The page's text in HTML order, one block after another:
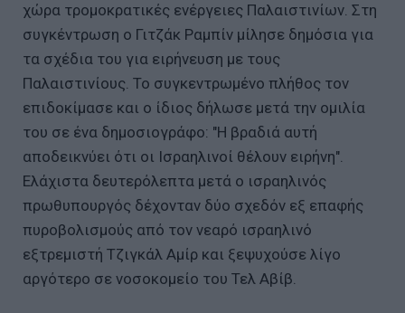
χώρα τρομοκρατικές ενέργειες Παλαιστινίων. Στη
συγκέντρωση ο Γιτζάκ Ραμπίν μίλησε δημόσια για
τα σχέδια του για ειρήνευση με τους
Παλαιστινίους. Το συγκεντρωμένο πλήθος τον
επιδοκίμασε και ο ίδιος δήλωσε μετά την ομιλία
του σε ένα δημοσιογράφο: "Η βραδιά αυτή
αποδεικνύει ότι οι Ισραηλινοί θέλουν ειρήνη".
Ελάχιστα δευτερόλεπτα μετά ο ισραηλινός
πρωθυπουργός δέχονταν δύο σχεδόν εξ επαφής
πυροβολισμούς από τον νεαρό ισραηλινό
εξτρεμιστή Τζιγκάλ Αμίρ και ξεψυχούσε λίγο
αργότερο σε νοσοκομείο του Τελ Αβίβ.